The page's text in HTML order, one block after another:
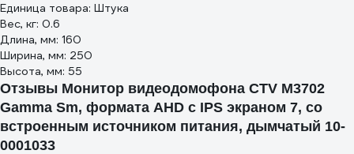
Единица товара: Штука
Вес, кг: 0.6
Длина, мм: 160
Ширина, мм: 250
Высота, мм: 55
Отзывы Монитор видеодомофона CTV M3702
Gamma Sm, формата AHD с IPS экраном 7, со
встроенным источником питания, дымчатый 10-
0001033